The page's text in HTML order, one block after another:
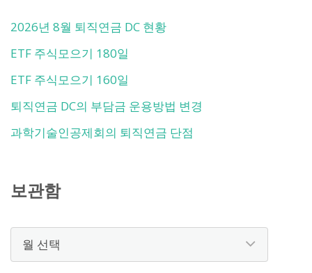
2026년 8월 퇴직연금 DC 현황
ETF 주식모으기 180일
ETF 주식모으기 160일
퇴직연금 DC의 부담금 운용방법 변경
과학기술인공제회의 퇴직연금 단점
보관함